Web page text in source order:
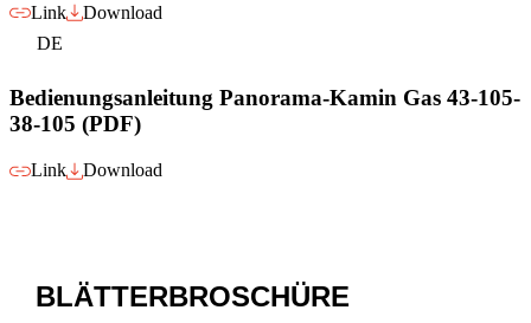
Link
Download
DE
Bedienungsanleitung Panorama-Kamin Gas 43-105-
38-105 (PDF)
Link Download
BLÄTTERBROSCHÜRE